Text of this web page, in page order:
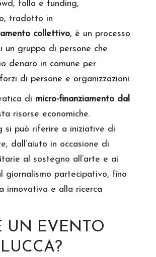
folla e funding,
tradotto in
collettivo, è un processo
un gruppo di persone che
denaro in comune per
di persone e organizzazioni.
di micro-finanziamento dal
risorse economiche.
si può riferire a iniziative di
dall’aiuto in occasione di
al sostegno all’arte e ai
giornalismo partecipativo, fino
innovativa e alla ricerca
UN EVENTO